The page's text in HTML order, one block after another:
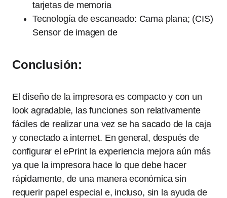
tarjetas de memoria
Tecnología de escaneado: Cama plana; (CIS)
Sensor de imagen de
Conclusión:
El diseño de la impresora es compacto y con un
look agradable, las funciones son relativamente
fáciles de realizar una vez se ha sacado de la caja
y conectado a internet. En general, después de
configurar el ePrint la experiencia mejora aún más
ya que la impresora hace lo que debe hacer
rápidamente, de una manera económica sin
requerir papel especial e, incluso, sin la ayuda de